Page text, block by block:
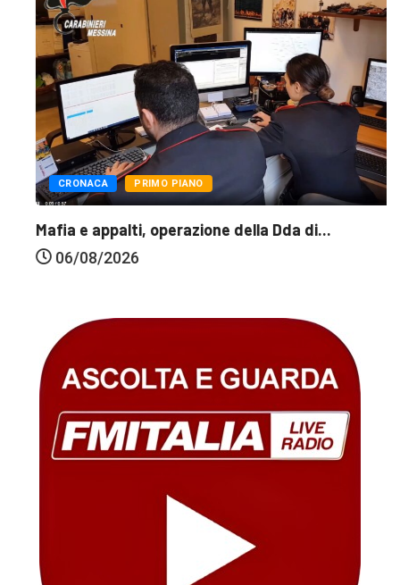
CRONACA PRIMO PIANO
Mafia e appalti, operazione della Dda di...
06/08/2026